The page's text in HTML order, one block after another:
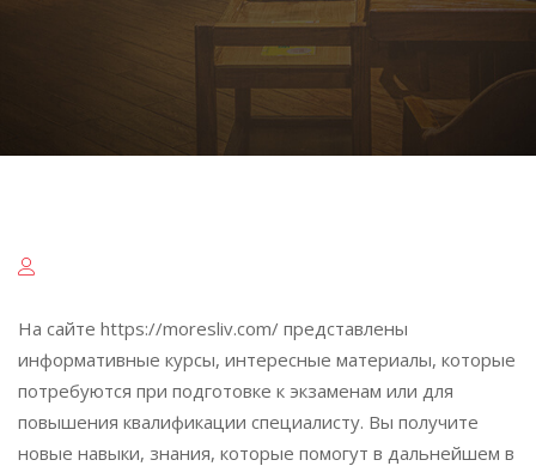
На сайте https://moresliv.com/ представлены
информативные курсы, интересные материалы, которые
потребуются при подготовке к экзаменам или для
повышения квалификации специалисту. Вы получите
новые навыки, знания, которые помогут в дальнейшем в